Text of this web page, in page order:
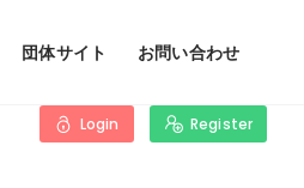
団体サイト お問い合わせ
Login Register